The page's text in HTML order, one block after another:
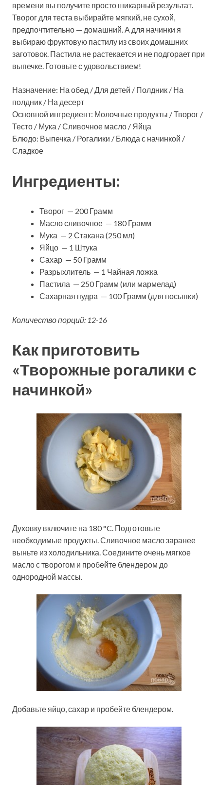
времени вы получите просто шикарный результат.
Творог для теста выбирайте мягкий, не сухой,
предпочтительно — домашний. А для начинки я
выбираю фруктовую пастилу из своих домашних
заготовок. Пастила не растекается и не подгорает при
выпечке. Готовьте с удовольствием!
Назначение: На обед / Для детей / Полдник / На
полдник / На десерт
Основной ингредиент: Молочные продукты / Творог /
Тесто / Мука / Сливочное масло / Яйца
Блюдо: Выпечка / Рогалики / Блюда с начинкой /
Сладкое
Ингредиенты:
Творог — 200 Грамм
Масло сливочное — 180 Грамм
Мука — 2 Стакана (250 мл)
Яйцо — 1 Штука
Сахар — 50 Грамм
Разрыхлитель — 1 Чайная ложка
Пастила — 250 Грамм (или мармелад)
Сахарная пудра — 100 Грамм (для посыпки)
Количество порций: 12-16
Как приготовить
«Творожные рогалики с
начинкой»
Духовку включите на 180 °C. Подготовьте
необходимые продукты. Сливочное масло заранее
выньте из холодильника. Соедините очень мягкое
масло с творогом и пробейте блендером до
однородной массы.
Добавьте яйцо, сахар и пробейте блендером.